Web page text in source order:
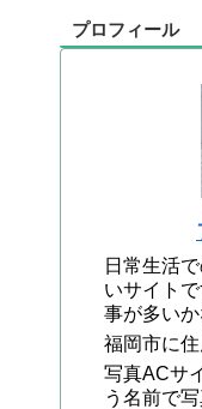
プロフィール
日常生活
いサイト
事が多いか
福岡市に住
写真ACサ
う名前で